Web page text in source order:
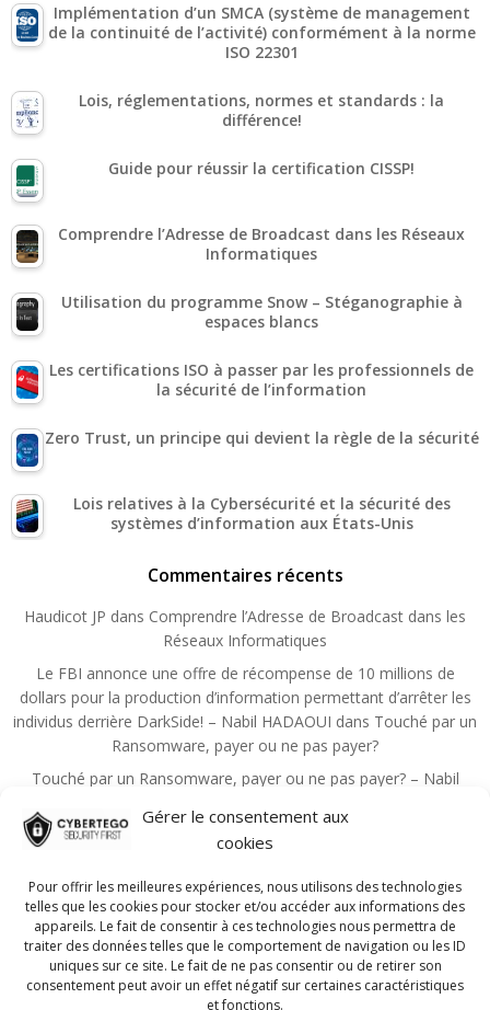
Gérer le consentement aux
cookies
Pour offrir les meilleures expériences, nous utilisons des technologies
telles que les cookies pour stocker et/ou accéder aux informations des
appareils. Le fait de consentir à ces technologies nous permettra de
traiter des données telles que le comportement de navigation ou les ID
uniques sur ce site. Le fait de ne pas consentir ou de retirer son
consentement peut avoir un effet négatif sur certaines caractéristiques
et fonctions.
Implémentation d’un SMCA (système de management
de la continuité de l’activité) conformément à la norme
ISO 22301
Lois, réglementations, normes et standards : la
différence!
Guide pour réussir la certification CISSP!
Comprendre l’Adresse de Broadcast dans les Réseaux
Informatiques
Utilisation du programme Snow – Stéganographie à
espaces blancs
Les certifications ISO à passer par les professionnels de
la sécurité de l’information
Zero Trust, un principe qui devient la règle de la sécurité
Lois relatives à la Cybersécurité et la sécurité des
systèmes d’information aux États-Unis
Commentaires récents
Haudicot JP dans Comprendre l’Adresse de Broadcast dans les
Réseaux Informatiques
Le FBI annonce une offre de récompense de 10 millions de
dollars pour la production d’information permettant d’arrêter les
individus derrière DarkSide! – Nabil HADAOUI dans Touché par un
Ransomware, payer ou ne pas payer?
Touché par un Ransomware, payer ou ne pas payer? – Nabil
sécurité
sécurité de l’information
Nadmin dansGuide pour réussir la certification CISSP!